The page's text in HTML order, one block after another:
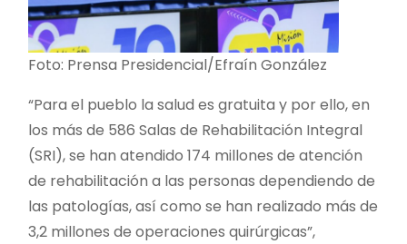
Foto: Prensa Presidencial/Efraín González
“Para el pueblo la salud es gratuita y por ello, en
los más de 586 Salas de Rehabilitación Integral
(SRI), se han atendido 174 millones de atención
de rehabilitación a las personas dependiendo de
las patologías, así como se han realizado más de
3,2 millones de operaciones quirúrgicas”,